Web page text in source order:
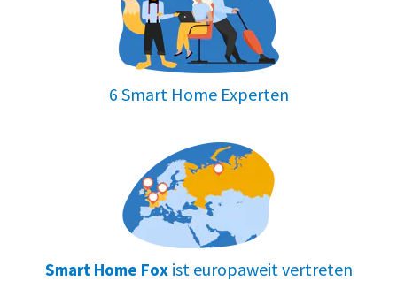
6 Smart Home Experten
Smart Home Foxist europaweit vertreten